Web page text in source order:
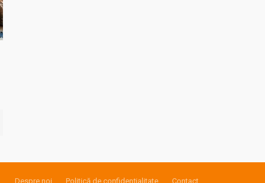
Despre noi Politică de confidențialitate Contact